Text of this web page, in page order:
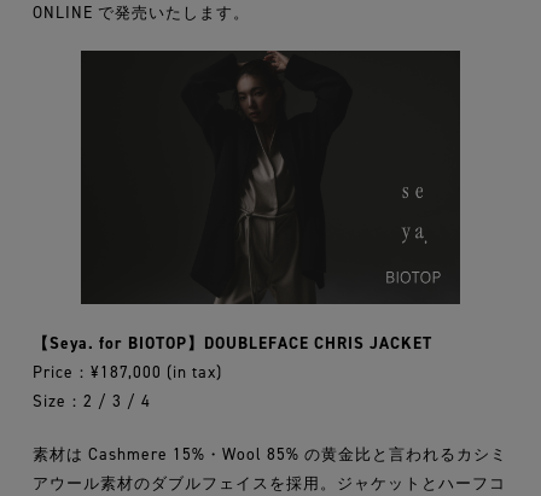
ONLINE で発売いたします。
【Seya. for BIOTOP】DOUBLEFACE CHRIS JACKET
Price：¥187,000 (in tax)
Size：2 / 3 / 4
素材は Cashmere 15%・Wool 85% の黄金比と言われるカシミ
アウール素材のダブルフェイスを採用。ジャケットとハーフコ